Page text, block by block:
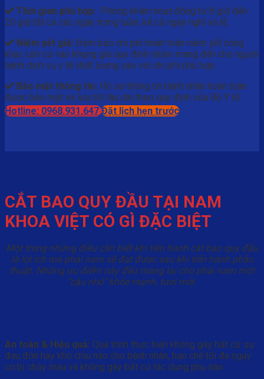
Thời gian phù hợp: Phòng khám hoạt động từ 8 giờ đến
20 giờ tất cả các ngày trong tuần, kể cả ngày nghỉ và lễ.
Niêm yết giá: Đảm bảo chi phí hoàn toàn niêm yết công
khai, căn cứ vào khung giá quy định nhằm mang đến cho người
bệnh dịch vụ y tế chất lượng cao với chi phí phù hợp.
Bảo mật thông tin: Hồ sơ thông tin bệnh nhân hoàn toàn
được bảo mật và lưu trữ lâu dài theo quy định của Bộ Y tế.
Hotline: 0968.931.647 Đặt lịch hẹn trước
CẮT BAO QUY ĐẦU TẠI NAM
KHOA VIỆT CÓ GÌ ĐẶC BIỆT
Một trong những điều cần biết khi tiến hành cắt bao quy đầu
là lợi ích mà phái nam sẽ đạt được sau khi tiến hành phẫu
thuật. Những ưu điểm này đều mang lại cho phái nam một
"cậu nhỏ" khỏe mạnh, tươi mới.
An toàn & Hiệu quả: Quá trình thực hiện không gây bất cứ sự
đau đớn hay khó chịu nào cho bệnh nhân, hạn chế tối đa nguy
cơ bị chảy máu và không gây bất cứ tác dụng phụ nào.